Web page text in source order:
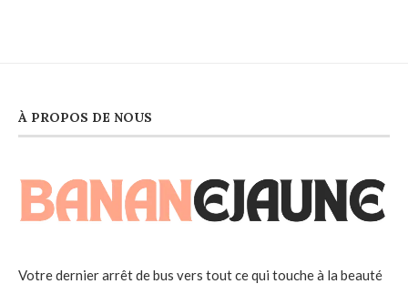
À PROPOS DE NOUS
Votre dernier arrêt de bus vers tout ce qui touche à la beauté